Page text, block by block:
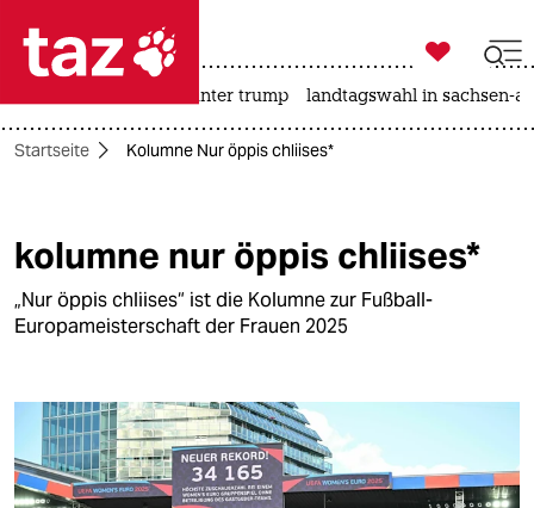
 taz zahl ich
taz zahl ich
politik
öko
kultur
sport

taz zahl ich
usa unter trump landtagswahl in sachsen-
Startseite Kolumne Nur öppis chliises*
kolumne nur öppis chliises*
„Nur öppis chliises“ ist die Kolumne zur Fußball-
Europameisterschaft der Frauen 2025